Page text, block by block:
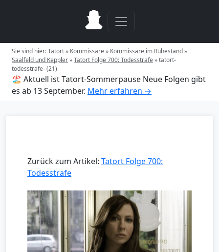
Sie sind hier:Tatort» Kommissare» Kommissare im Ruhestand»
Saalfeld und Keppler»Tatort Folge 700: Todesstrafe»tatort-
todesstrafe- (21)
🏖️ Aktuell ist Tatort-Sommerpause Neue Folgen gibt
es ab 13 September. Mehr erfahren →
Zurück zum Artikel: Tatort Folge 700:
Todesstrafe